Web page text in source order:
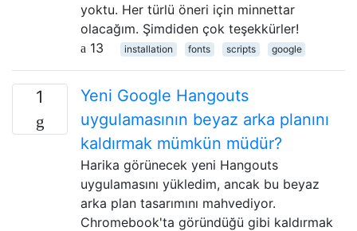
yoktu. Her türlü öneri için minnettar
olacağım. Şimdiden çok teşekkürler!
13
installation fonts scripts google
1
Yeni Google Hangouts
uygulamasının beyaz arka planını
kaldırmak mümkün müdür?
Harika görünecek yeni Hangouts
uygulamasını yükledim, ancak bu beyaz
arka plan tasarımını mahvediyor.
Chromebook'ta göründüğü gibi kaldırmak